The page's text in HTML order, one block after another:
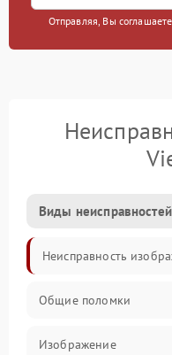
Отправляя, Вы
Виды неисправностей
Неисправность
Общие поломки
Изображение